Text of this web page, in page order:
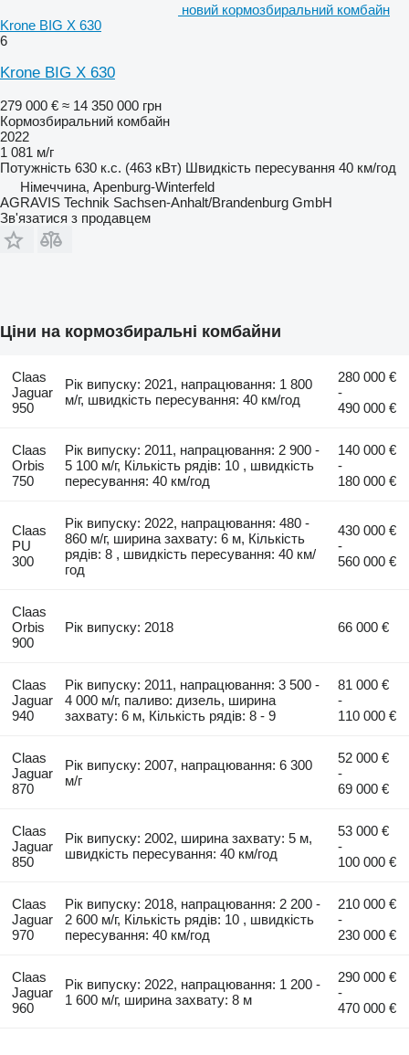
новий кормозбиральний комбайн
Krone BIG X 630
6
Krone BIG X 630
279 000 € ≈ 14 350 000 грн
Кормозбиральний комбайн
2022
1 081 м/г
Потужність 630 к.с. (463 кВт) Швидкість пересування 40 км/год
Німеччина, Apenburg-Winterfeld
AGRAVIS Technik Sachsen-Anhalt/Brandenburg GmbH
Зв'язатися з продавцем
Ціни на кормозбиральні комбайни
Claas
Jaguar
950
Рік випуску: 2021, напрацювання: 1 800
м/г, швидкість пересування: 40 км/год
280 000 €
-
490 000 €
Claas
Orbis
750
Рік випуску: 2011, напрацювання: 2 900 -
5 100 м/г, Кількість рядів: 10 , швидкість
пересування: 40 км/год
140 000 €
-
180 000 €
Claas
PU
300
Рік випуску: 2022, напрацювання: 480 -
860 м/г, ширина захвату: 6 м, Кількість
рядів: 8 , швидкість пересування: 40 км/
год
430 000 €
-
560 000 €
Claas
Orbis
900
Рік випуску: 2018 66 000 €
Claas
Jaguar
940
Рік випуску: 2011, напрацювання: 3 500 -
4 000 м/г, паливо: дизель, ширина
захвату: 6 м, Кількість рядів: 8 - 9
81 000 €
-
110 000 €
Claas
Jaguar
870
Рік випуску: 2007, напрацювання: 6 300
м/г
52 000 €
-
69 000 €
Claas
Jaguar
850
Рік випуску: 2002, ширина захвату: 5 м,
швидкість пересування: 40 км/год
53 000 €
-
100 000 €
Claas
Jaguar
970
Рік випуску: 2018, напрацювання: 2 200 -
2 600 м/г, Кількість рядів: 10 , швидкість
пересування: 40 км/год
210 000 €
-
230 000 €
Claas
Jaguar
960
Рік випуску: 2022, напрацювання: 1 200 -
1 600 м/г, ширина захвату: 8 м
290 000 €
-
470 000 €